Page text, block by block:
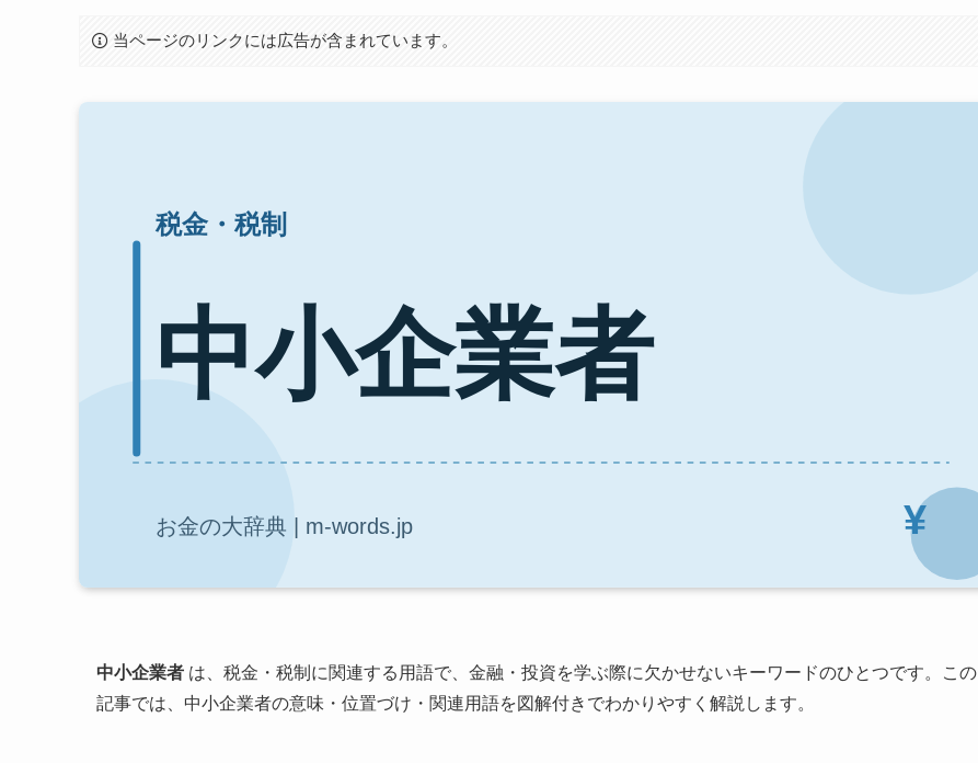
当ページのリンクには広告が含まれています。
中小企業者 は、税金・税制に関連する用語で、金融・投資を学ぶ際に欠かせないキーワードのひとつです。この
記事では、中小企業者の意味・位置づけ・関連用語を図解付きでわかりやすく解説します。